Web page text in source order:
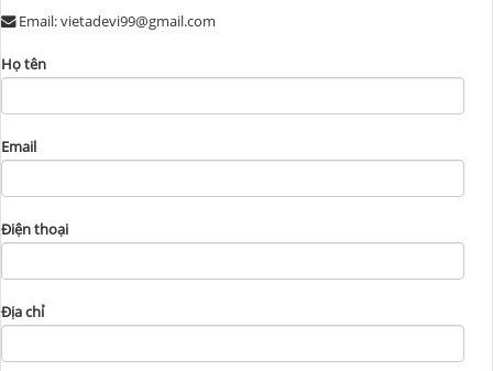
Email: vietadevi99@gmail.com
Họ tên
Email
Điện thoại
Địa chỉ